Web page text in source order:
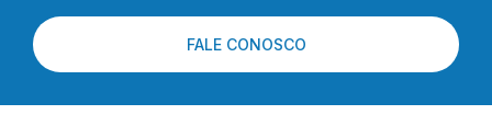
FALE CONOSCO